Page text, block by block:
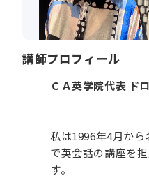
講師プロフィール
ＣＡ英学院代表 ド
私は1996年4月か
で英会話の講座を
す。